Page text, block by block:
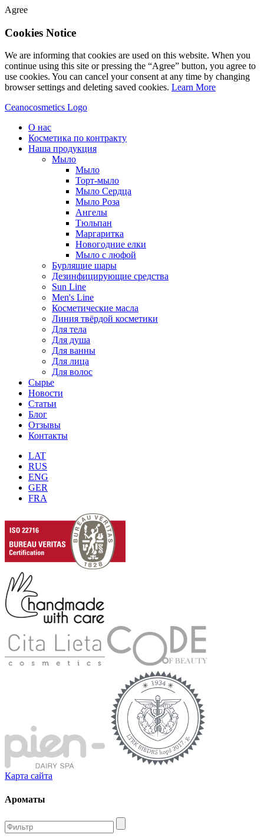
Agree
Cookies Notice
We are informing that cookies are used on this website. When you
continue using this site or pressing the “Agree” button, you agree to
use cookies. You can cancel your consent at any time by changing
browser settings and deleting saved cookies. Learn More
Ceanocosmetics Logo
О нас
Косметика по контракту
Наша продукция
Мыло
Мыло
Торт-мыло
Мыло Сердца
Мыло Роза
Aнгелы
Tюльпан
Mаргаритка
Новогодние елки
Мыло с люфой
Бурлящие шары
Дезинфицирующие средства
Sun Line
Men's Line
Косметические масла
Линия твёрдой косметики
Для тела
Для душа
Для ванны
Для лица
Для волос
Сырье
Новости
Статьи
Блог
Отзывы
Контакты
LAT
RUS
ENG
GER
FRA
Карта сайта
Ароматы